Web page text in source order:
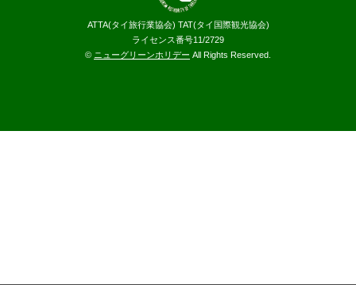
ATTA(タイ旅行業協会) TAT(タイ国際観光協会)
ライセンス番号11/2729
© ニューグリーンホリデー All Rights Reserved.